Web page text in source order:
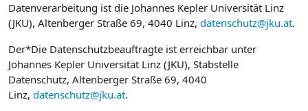
Datenverarbeitung ist die Johannes Kepler Universität Linz
(JKU), Altenberger Straße 69, 4040 Linz, datenschutz@jku.at.
Der*Die Datenschutzbeauftragte ist erreichbar unter
Johannes Kepler Universität Linz (JKU), Stabstelle
Datenschutz, Altenberger Straße 69, 4040
Linz, datenschutz@jku.at.